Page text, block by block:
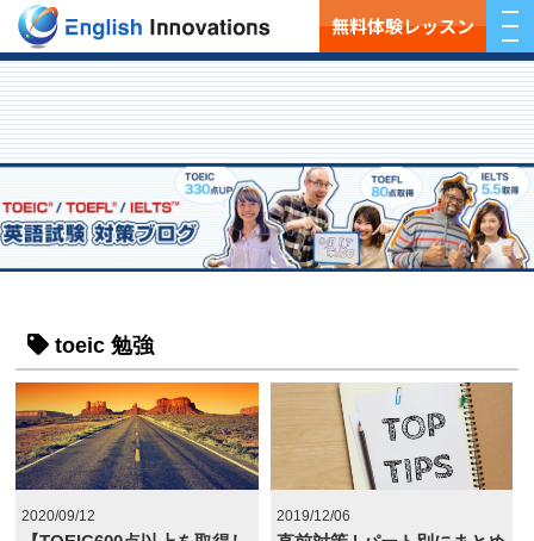
無料体験レッスン
toeic 勉強
2020/09/12 2019/12/06